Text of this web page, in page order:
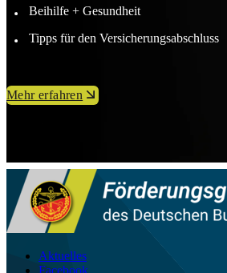
Beihilfe + Gesundheit
Tipps für den Versicherungsabschluss
Mehr erfahren
Aktuelles